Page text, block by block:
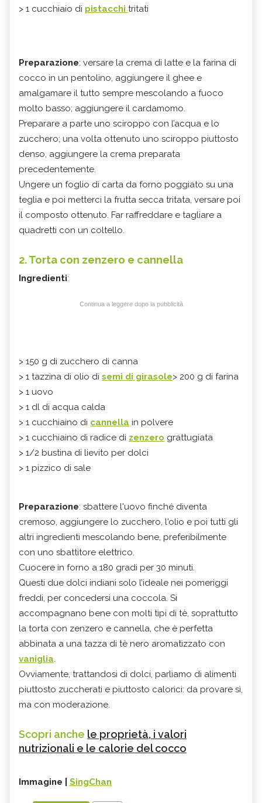
> 1 cucchiaio di pistacchi tritati
Preparazione: versare la crema di latte e la farina di
cocco in un pentolino, aggiungere il ghee e
amalgamare il tutto sempre mescolando a fuoco
molto basso; aggiungere il cardamomo.
Preparare a parte uno sciroppo con l’acqua e lo
zucchero; una volta ottenuto uno sciroppo piuttosto
denso, aggiungere la crema preparata
precedentemente.
Ungere un foglio di carta da forno poggiato su una
teglia e poi metterci la frutta secca tritata, versare poi
il composto ottenuto. Far raffreddare e tagliare a
quadretti con un coltello.
2. Torta con zenzero e cannella
Ingredienti:
Continua a leggere dopo la pubblicità
> 150 g di zucchero di canna
> 1 tazzina di olio di semi di girasole> 200 g di farina
> 1 uovo
> 1 dl di acqua calda
> 1 cucchiaino di cannella in polvere
> 1 cucchiaino di radice di zenzero grattugiata
> 1/2 bustina di lievito per dolci
> 1 pizzico di sale
Preparazione: sbattere l'uovo finché diventa
cremoso, aggiungere lo zucchero, l'olio e poi tutti gli
altri ingredienti mescolando bene, preferibilmente
con uno sbattitore elettrico.
Cuocere in forno a 180 gradi per 30 minuti.
Questi due dolci indiani solo l’ideale nei pomeriggi
freddi, per concedersi una coccola. Si
accompagnano bene con molti tipi di tè, soprattutto
la torta con zenzero e cannella, che è perfetta
abbinata a una tazza di tè nero aromatizzato con
vaniglia.
Ovviamente, trattandosi di dolci, parliamo di alimenti
piuttosto zuccherati e piuttosto calorici: da provare sì,
ma con moderazione.
Scopri anche le proprietà, i valori
nutrizionali e le calorie del cocco
Immagine | SingChan